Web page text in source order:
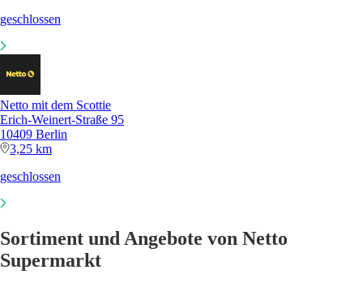
geschlossen
Netto mit dem Scottie
Erich-Weinert-Straße 95
10409 Berlin
3,25 km
geschlossen
Sortiment und Angebote von Netto
Supermarkt